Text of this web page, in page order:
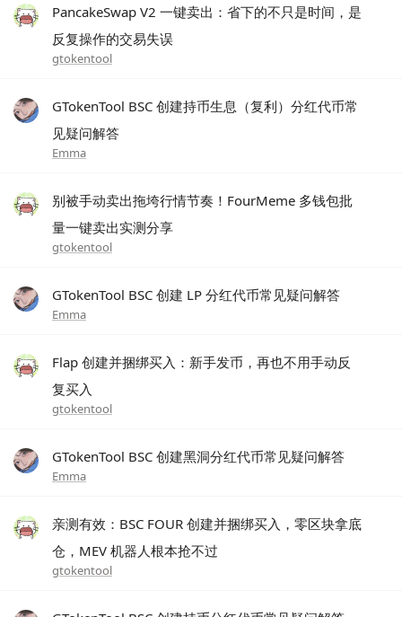
PancakeSwap V2 一键卖出：省下的不只是时间，是
反复操作的交易失误
gtokentool
GTokenTool BSC 创建持币生息（复利）分红代币常
见疑问解答
Emma
别被手动卖出拖垮行情节奏！FourMeme 多钱包批
量一键卖出实测分享
gtokentool
GTokenTool BSC 创建 LP 分红代币常见疑问解答
Emma
Flap 创建并捆绑买入：新手发币，再也不用手动反
复买入
gtokentool
GTokenTool BSC 创建黑洞分红代币常见疑问解答
Emma
亲测有效：BSC FOUR 创建并捆绑买入，零区块拿底
仓，MEV 机器人根本抢不过
gtokentool